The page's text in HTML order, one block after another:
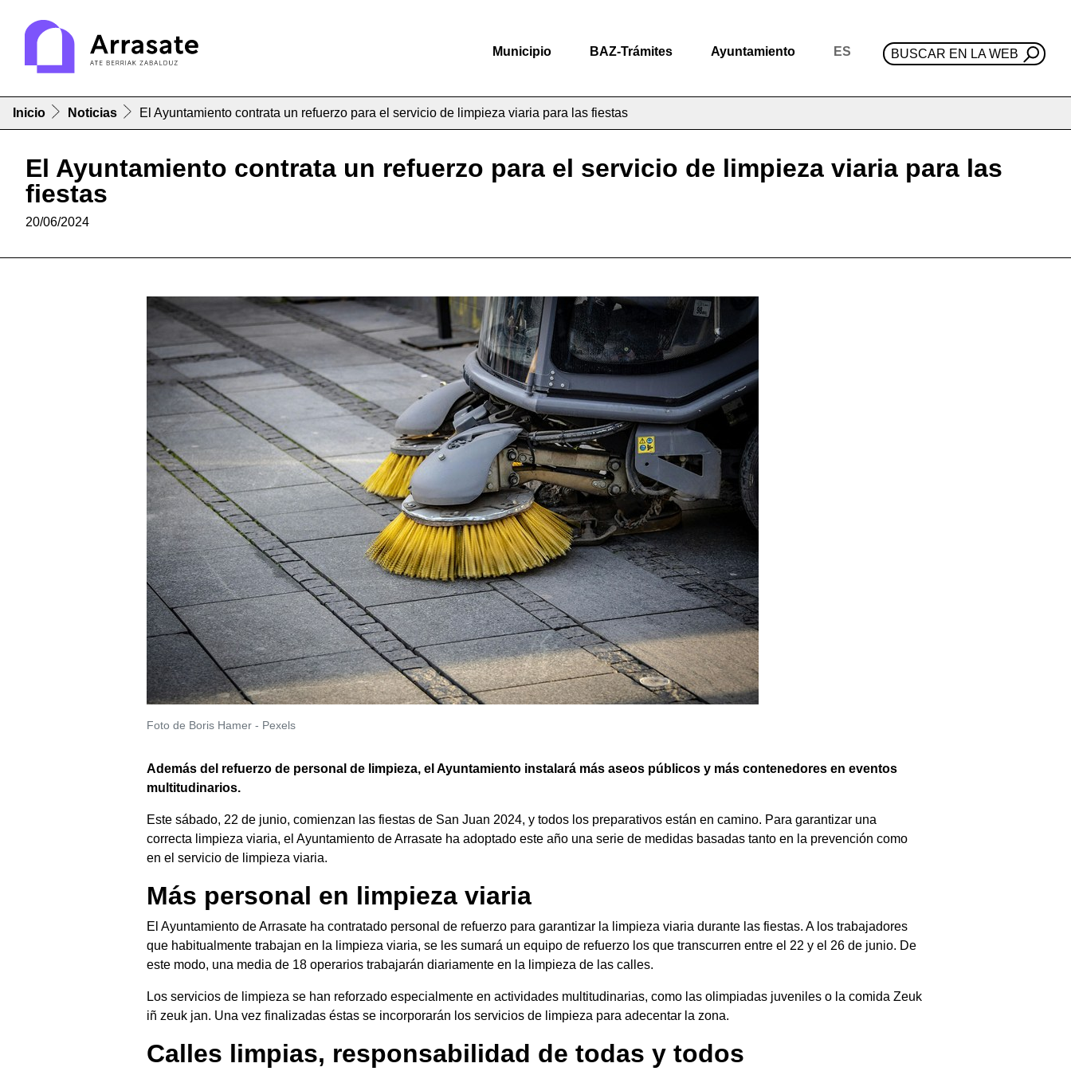
Municipio BAZ-Trámites Ayuntamiento ES BUSCAR EN LA WEB
Inicio Noticias El Ayuntamiento contrata un refuerzo para el servicio de limpieza viaria para las fiestas
El Ayuntamiento contrata un refuerzo para el servicio de limpieza viaria para las
fiestas
20/06/2024
Foto de Boris Hamer - Pexels
Además del refuerzo de personal de limpieza, el Ayuntamiento instalará más aseos públicos y más contenedores en eventos
multitudinarios.
Este sábado, 22 de junio, comienzan las fiestas de San Juan 2024, y todos los preparativos están en camino. Para garantizar una
correcta limpieza viaria, el Ayuntamiento de Arrasate ha adoptado este año una serie de medidas basadas tanto en la prevención como
en el servicio de limpieza viaria.
Más personal en limpieza viaria
El Ayuntamiento de Arrasate ha contratado personal de refuerzo para garantizar la limpieza viaria durante las fiestas. A los trabajadores
que habitualmente trabajan en la limpieza viaria, se les sumará un equipo de refuerzo los que transcurren entre el 22 y el 26 de junio. De
este modo, una media de 18 operarios trabajarán diariamente en la limpieza de las calles.
Los servicios de limpieza se han reforzado especialmente en actividades multitudinarias, como las olimpiadas juveniles o la comida Zeuk
iñ zeuk jan. Una vez finalizadas éstas se incorporarán los servicios de limpieza para adecentar la zona.
Calles limpias, responsabilidad de todas y todos